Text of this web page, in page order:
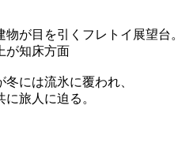
物が目を引くフレトイ展望台。
が知床方面
には流氷に覆われ、
旅人に迫る。